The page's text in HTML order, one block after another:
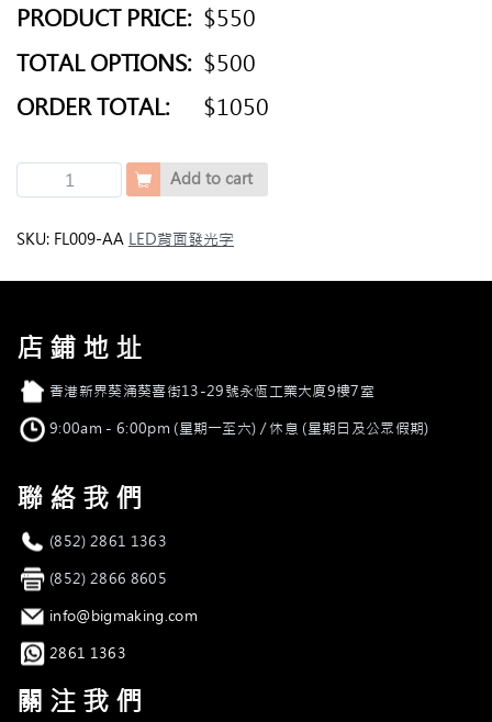
PRODUCT PRICE: $550
TOTAL OPTIONS: $500
ORDER TOTAL:
$1050
邊
背
光
Add to cart
SKU: FL009-AA LED背面發光字
店鋪地址
店舖地址香港新界葵涌葵喜街13-29號永恆工業大廈9樓7室
營業時間9:00am - 6:00pm (星期一至六) / 休息 (星期日及公眾假期)
聯絡我們
電話 (852) 2861 1363
傳真 (852) 2866 8605
電郵 info@bigmaking.com
Whatsapp
2861 1363
關注我們